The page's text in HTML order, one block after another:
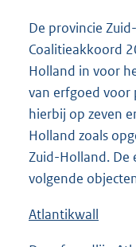
De provincie
Coalitieakkoord
Holland in voor
van erfgoed voor
hierbij op zeven
Holland zoals
Zuid-Holland. De
volgende
Atlantikwall